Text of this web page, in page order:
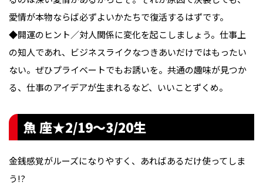
愛情が本物ならば必ずよいかたちで復活するはずです。
◆開運のヒント／対人関係に変化を起こしましょう。仕事上
の知人であれ、ビジネスライクなつきあいだけではもったい
ない。ぜひプライベートでもお誘いを。共通の趣味が見つか
る、仕事のアイデアが生まれるなど、いいことずくめ。
魚 座★2/19〜3/20生
金銭感覚がルーズになりやすく、あればあるだけ使ってしま
う!?